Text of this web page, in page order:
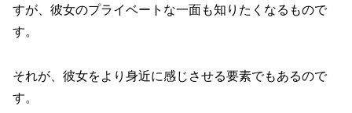
すが、彼女のプライベートな一面も知りたくなるもので
す。
それが、彼女をより身近に感じさせる要素でもあるので
す。